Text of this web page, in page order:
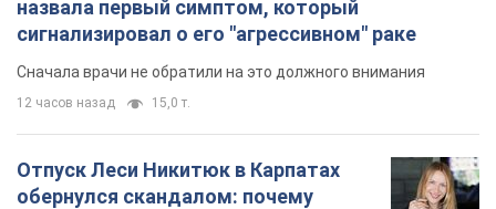
назвала первый симптом, который
сигнализировал о его "агрессивном" раке
Сначала врачи не обратили на это должного внимания
12 часов назад 15,0 т.
Отпуск Леси Никитюк в Карпатах
обернулся скандалом: почему